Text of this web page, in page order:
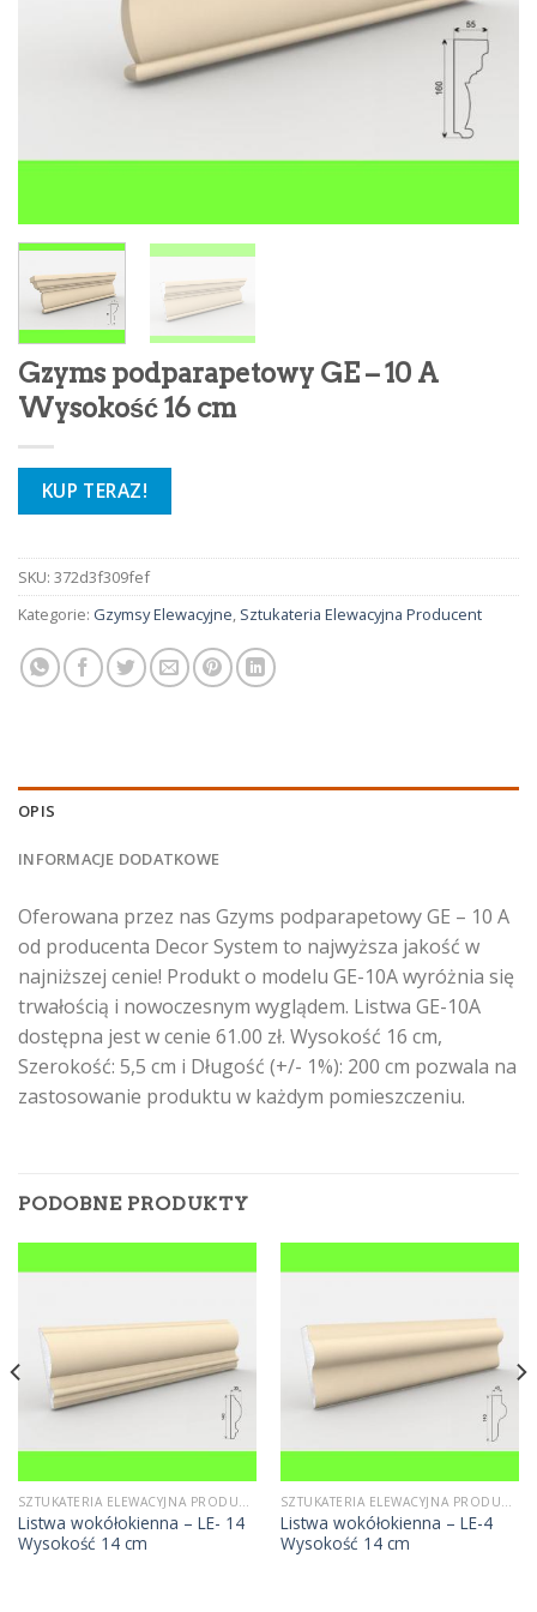
Gzyms podparapetowy GE – 10 A
Wysokość 16 cm
KUP TERAZ!
SKU: 372d3f309fef
Kategorie: Gzymsy Elewacyjne, Sztukateria Elewacyjna Producent
OPIS
INFORMACJE DODATKOWE
Oferowana przez nas Gzyms podparapetowy GE – 10 A
od producenta Decor System to najwyższa jakość w
najniższej cenie! Produkt o modelu GE-10A wyróżnia się
trwałością i nowoczesnym wyglądem. Listwa GE-10A
dostępna jest w cenie 61.00 zł. Wysokość 16 cm,
Szerokość: 5,5 cm i Długość (+/- 1%): 200 cm pozwala na
zastosowanie produktu w każdym pomieszczeniu.
PODOBNE PRODUKTY
SZTUKATERIA ELEWACYJNA PRODUCENT
Listwa wokółokienna – LE- 14
Wysokość 14 cm
SZTUKATERIA ELEWACYJNA PRODUCENT
Listwa wokółokienna – LE-4
Wysokość 14 cm